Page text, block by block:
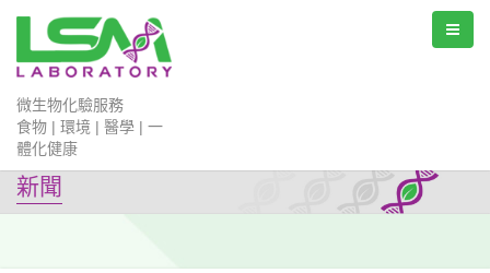
微生物化驗服務
食物 | 環境 | 醫學 | 一
體化健康
新聞